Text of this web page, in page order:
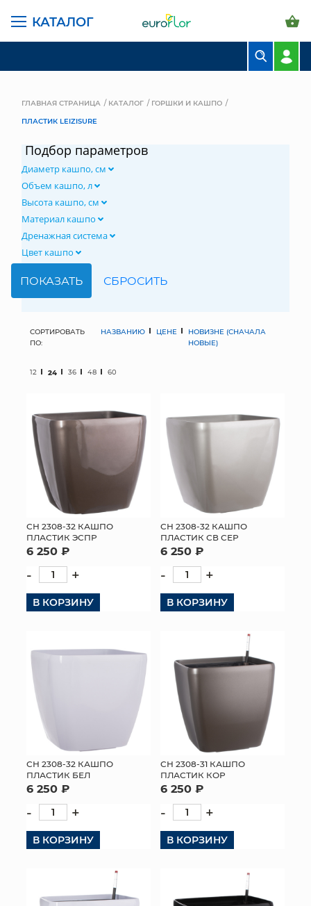
КАТАЛОГ
СВАДЕБНАЯ ФЛОРИСТИКА
МЯГКИЕ ИГРУШКИ
СУНДУКИ
ИСКУССТВЕННЫЕ ЦВЕТЫ
ПАКЕТЫ И СУМКИ
ТОРГОВЫЙ ЦЕНТР
ОПТОВЫМ КЛИЕНТАМ
ДОСТАВКА И ОПЛАТА
ГЛАВНАЯ СТРАНИЦА КАТАЛОГ
ГОРШКИ И КАШПО
ПЛАСТИК LEIZISURE
Подбор параметров
Диаметр кашпо, см
Объем кашпо, л
Высота кашпо, см
Материал кашпо
Дренажная система
Цвет кашпо
СОРТИРОВАТЬ
ПО:
НАЗВАНИЮ ЦЕНЕ
НОВИЗНЕ (СНАЧАЛА
НОВЫЕ)
12 24 36 48 60
СН 2308-32 КАШПО
ПЛАСТИК ЭСПР
6 250 ₽
- +
В КОРЗИНУ
СН 2308-32 КАШПО
ПЛАСТИК СВ СЕР
6 250 ₽
- +
В КОРЗИНУ
СН 2308-32 КАШПО
ПЛАСТИК БЕЛ
6 250 ₽
- +
В КОРЗИНУ
СН 2308-31 КАШПО
ПЛАСТИК КОР
6 250 ₽
- +
В КОРЗИНУ